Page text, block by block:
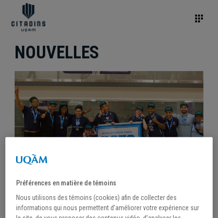
NOUVELLES
/6 mars 2023
Préférences en matière de témoins
Nous utilisons des témoins (cookies) afin de collecter des
informations qui nous permettent d’améliorer votre expérience sur